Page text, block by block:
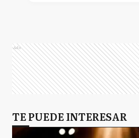
Ads
TE PUEDE INTERESAR